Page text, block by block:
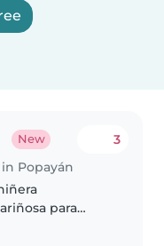
New
Popayán
3
para